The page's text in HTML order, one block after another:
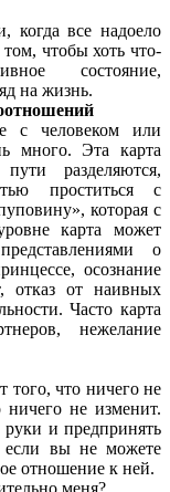
когда все надоело
чтобы хоть что-
состояние,
на жизнь.
с человеком или
много. Эта карта
разделяются,
проститься с
которая с
карта может
о
осознание
отказ от наивных
Часто карта
нежелание
того, что ничего не
ничего не изменит.
руки и предпринять
если вы не можете
отношение к ней.